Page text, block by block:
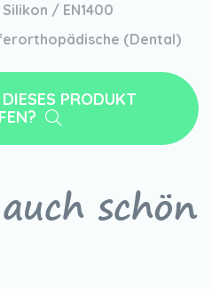
/ EN1400
(Dental)
PRODUKT
schön